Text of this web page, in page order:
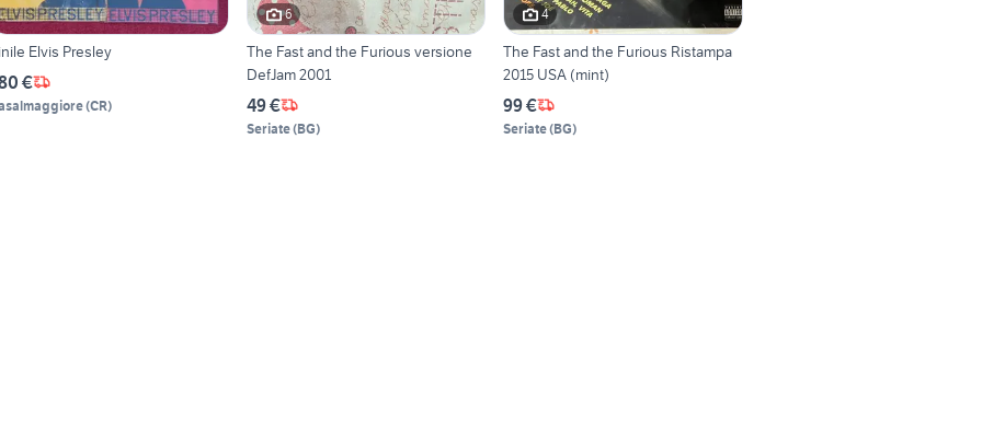
Elvis Presley
€
(CR)
6
The Fast and the Furious versione
DefJam 2001
49 €
Seriate(BG)
4
The Fast and the Furious Ristampa
2015 USA (mint)
99 €
Seriate(BG)